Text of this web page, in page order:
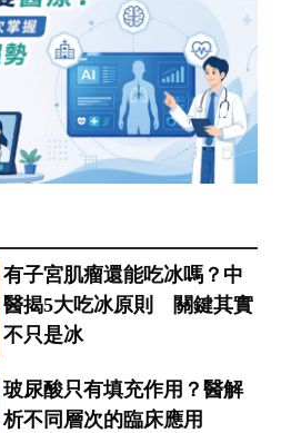
有子宮肌瘤還能吃冰嗎？中
醫揭5大吃冰原則 關鍵其實
不只是冰
玻尿酸只有填充作用？醫解
析不同層次的臨床應用